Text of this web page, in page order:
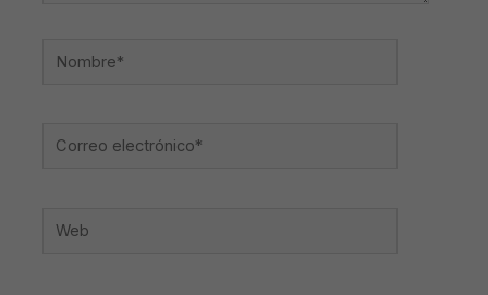
Nombre*
Correo
Web